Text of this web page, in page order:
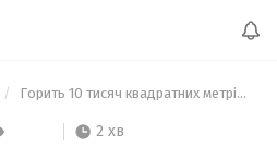
Горить 10 тисяч квадратних метрів: ДСНС показала кадри з ТРЦ у Кременчуці
2 хв